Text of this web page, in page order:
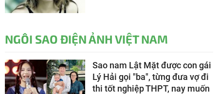
NGÔI SAO ĐIỆN ẢNH VIỆT NAM
Sao nam Lật Mặt được con gái
Lý Hải gọi "ba", từng đưa vợ đi
thi tốt nghiệp THPT, nay muốn